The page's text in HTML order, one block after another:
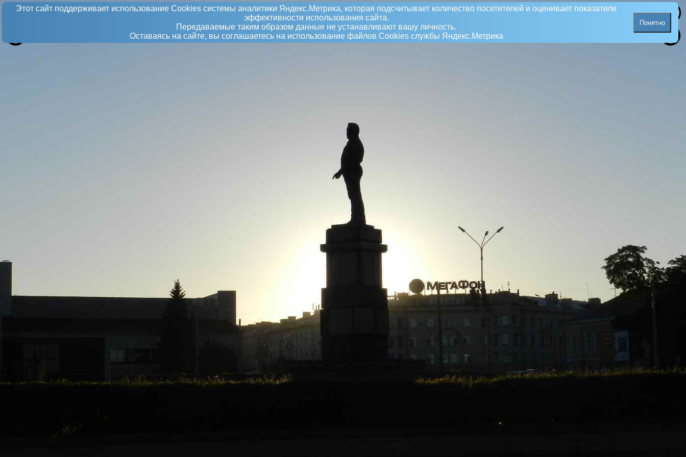
Этот сайт поддерживает использование Сookies системы аналитики Яндекс.Метрика, которая подсчитывает количество посетителей и оценивает показатели
эффективности использования сайта.
Передаваемые таким образом данные не устанавливают вашу личность.
Оставаясь на сайте, вы соглашаетесь на использование файлов Сookies службы Яндекс.Метрика
Понятно